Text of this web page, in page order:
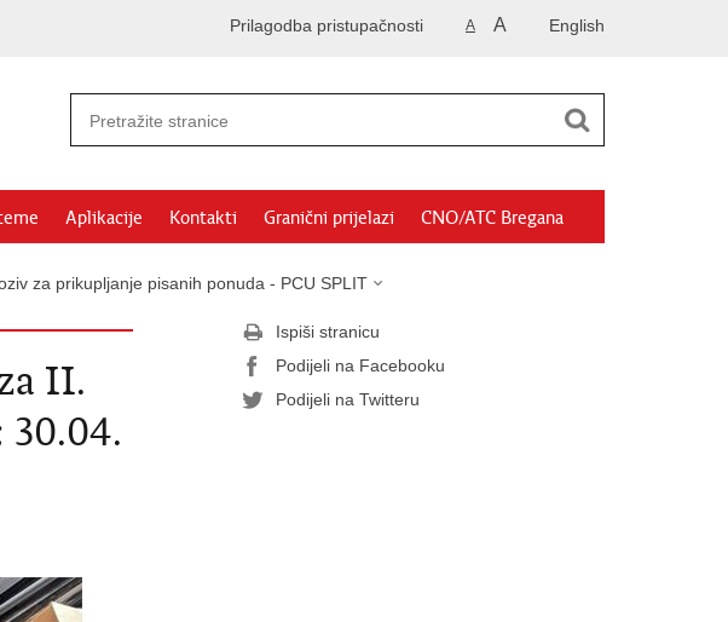
English
A A
Prilagodba pristupačnosti
Aplikacije Kontakti Granični prijelazi CNO/ATC Bregana
za prikupljanje pisanih ponuda - PCU SPLIT
II.
Ispiši stranicu
Podijeli na Facebooku
Podijeli na Twitteru